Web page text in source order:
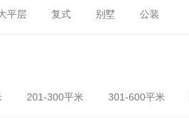
平层 复式 别墅 公装
201-300平米 301-600平米